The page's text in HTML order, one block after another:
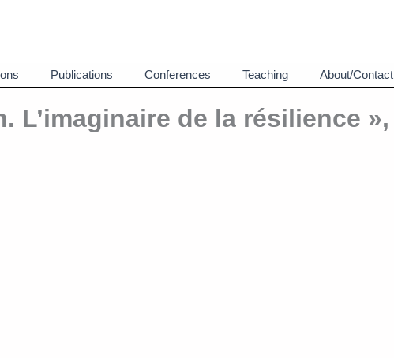
Publications Conferences Teaching About/Contact
L’imaginaire de la résilience »,